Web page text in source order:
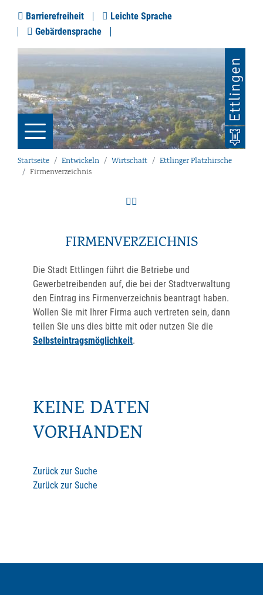
Barrierefreiheit
Leichte Sprache
Gebärdensprache
Startseite Entwickeln Wirtschaft
Ettlinger Platzhirsche
Firmenverzeichnis
FIRMENVERZEICHNIS
Die Stadt Ettlingen führt die Betriebe und
Gewerbetreibenden auf, die bei der Stadtverwaltung
den Eintrag ins Firmenverzeichnis beantragt haben.
Wollen Sie mit Ihrer Firma auch vertreten sein, dann
teilen Sie uns dies bitte mit oder nutzen Sie die
Selbsteintragsmöglichkeit.
KEINE DATEN
VORHANDEN
Zurück zur Suche
Zurück zur Suche